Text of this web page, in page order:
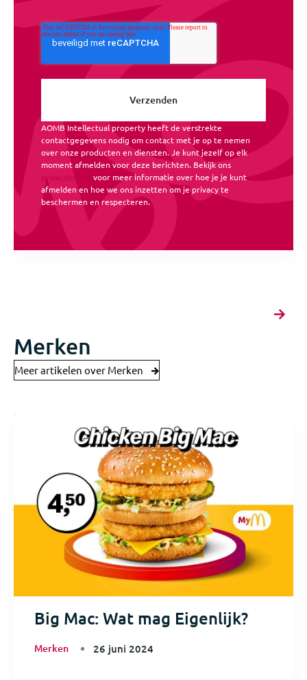
AOMB Intellectual property heeft de verstrekte
contactgegevens nodig om contact met je op te nemen
over onze producten en diensten. Je kunt jezelf op elk
moment afmelden voor deze berichten. Bekijk ons
voor meer informatie over hoe je je kunt
afmelden en hoe we ons inzetten om je privacy te
beschermen en respecteren.
Merken
Meer artikelen over Merken
Big Mac: Wat mag Eigenlijk?
Merken 26 juni 2024